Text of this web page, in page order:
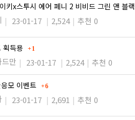
키x스투시 에어 페니 2 비비드 그린 앤 블랙
23-01-17 2,524 추천 0
획득용 댓글
1
드만 23-01-17 2,524 추천 0
모 이벤트 댓글
6
23-01-17 2,691 추천 0